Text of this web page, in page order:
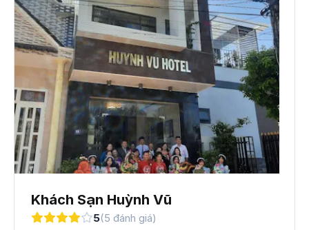
Khách Sạn Huỳnh Vũ
5(5 đánh giá)